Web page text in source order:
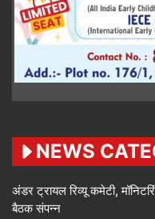
NEWS
अंडर ट्रायल रिव्यू कमेटी,
बैठक संपन्न